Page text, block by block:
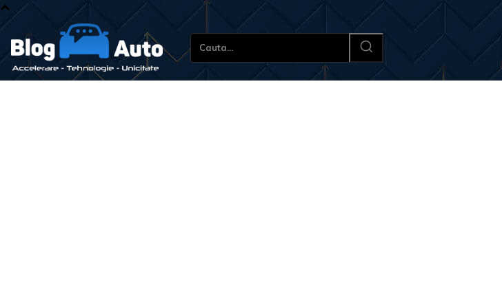
Cauta...